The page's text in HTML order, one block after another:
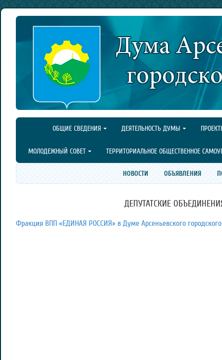
ОБЩИЕ СВЕДЕНИЯ ДЕЯТЕЛЬНОСТЬ ДУМЫ
МОЛОДЕЖНЫЙ СОВЕТ ТЕРРИТОРИАЛЬНОЕ ОБЩЕСТВЕННОЕ
НОВОСТИ ОБЪЯВЛЕНИЯ
ДЕПУТАТСКИЕ
Фракция ВПП «ЕДИНАЯ РОССИЯ» в Думе Арсеньевского городского